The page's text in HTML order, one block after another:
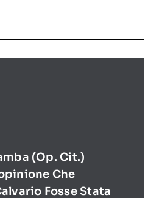
(op. Cit.)
Che
Fosse Stata